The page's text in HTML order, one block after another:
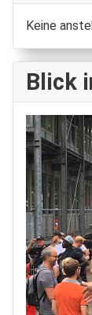
Keine
Blick